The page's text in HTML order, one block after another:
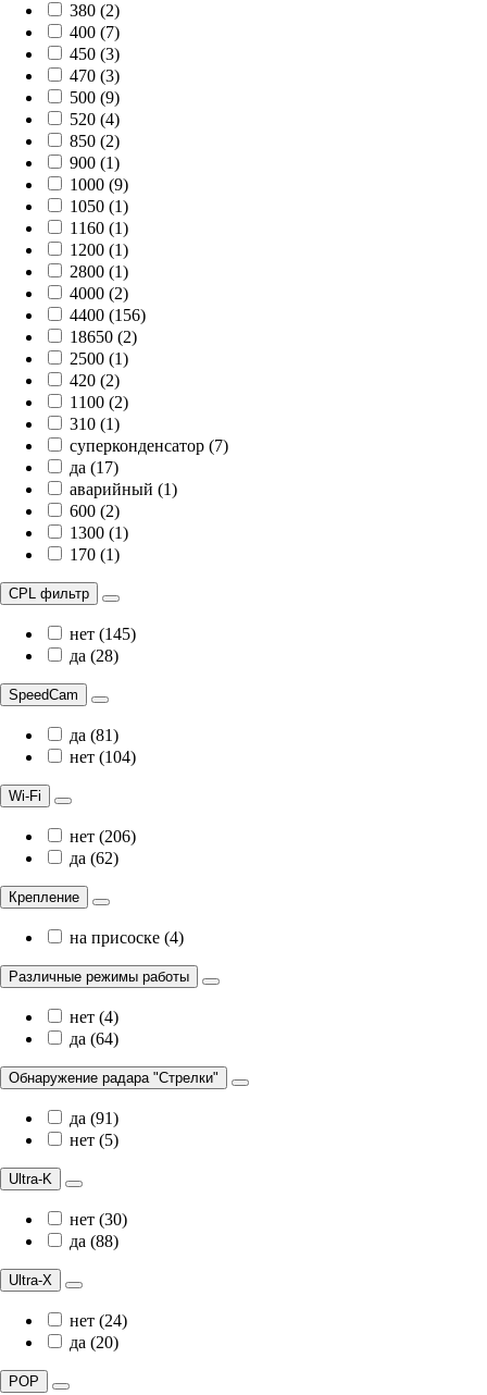
380 (2)
400 (7)
450 (3)
470 (3)
500 (9)
520 (4)
850 (2)
900 (1)
1000 (9)
1050 (1)
1160 (1)
1200 (1)
2800 (1)
4000 (2)
4400 (156)
18650 (2)
2500 (1)
420 (2)
1100 (2)
310 (1)
суперконденсатор (7)
да (17)
аварийный (1)
600 (2)
1300 (1)
170 (1)
CPL фильтр
нет (145)
да (28)
SpeedCam
да (81)
нет (104)
Wi-Fi
нет (206)
да (62)
Крепление
на присоске (4)
Различные режимы работы
нет (4)
да (64)
Обнаружение радара "Стрелки"
да (91)
нет (5)
Ultra-K
нет (30)
да (88)
Ultra-X
нет (24)
да (20)
POP